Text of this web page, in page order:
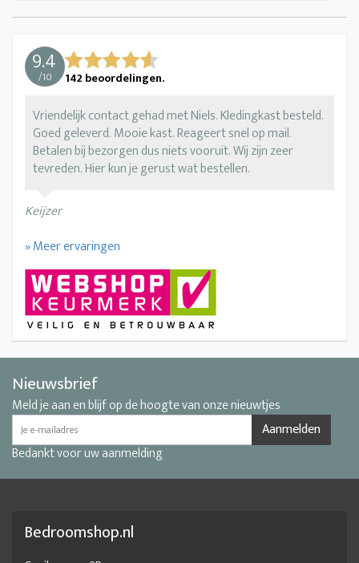
9.4
/10 142 beoordelingen.
Vriendelijk contact gehad met Niels. Kledingkast besteld.
Goed geleverd. Mooie kast. Reageert snel op mail.
Betalen bij bezorgen dus niets vooruit. Wij zijn zeer
tevreden. Hier kun je gerust wat bestellen.
Keijzer
» Meer ervaringen
Nieuwsbrief
Meld je aan en blijf op de hoogte van onze nieuwtjes
Aanmelden
Bedankt voor uw aanmelding
Bedroomshop.nl